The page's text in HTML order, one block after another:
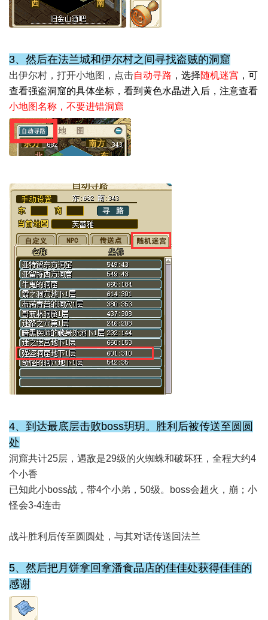
3、然后在法兰城和伊尔村之间寻找盗贼的洞窟
出伊尔村，打开小地图，点击自动寻路 ，选择随机迷宫 ，可
查看强盗洞窟的具体坐标，看到黄色水晶进入后，注意查看
小地图名称，不要进错洞窟
4、到达最底层击败boss玥玥。胜利后被传送至圆圆
处
洞窟共计25层，遇敌是29级的火蜘蛛和破坏狂，全程大约4
个小香
已知此小boss战，带4个小弟，50级。boss会超火，崩；小
怪会3-4连击
战斗胜利后传至圆圆处，与其对话传送回法兰
5、然后把月饼拿回拿潘食品店的佳佳处获得佳佳的
感谢